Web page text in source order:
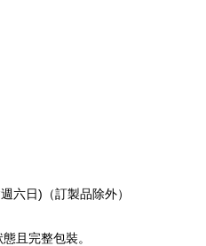
orders of NT$2,500 or more
六日)（訂製品除外）
且完整包裝。